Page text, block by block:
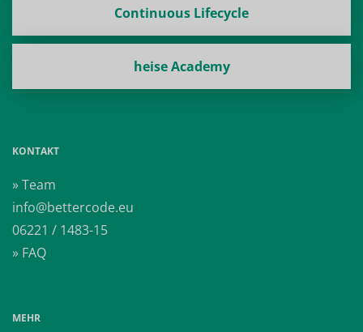
Continuous Lifecycle
heise Academy
KONTAKT
» Team
info@bettercode.eu
06221 / 1483-15
» FAQ
MEHR